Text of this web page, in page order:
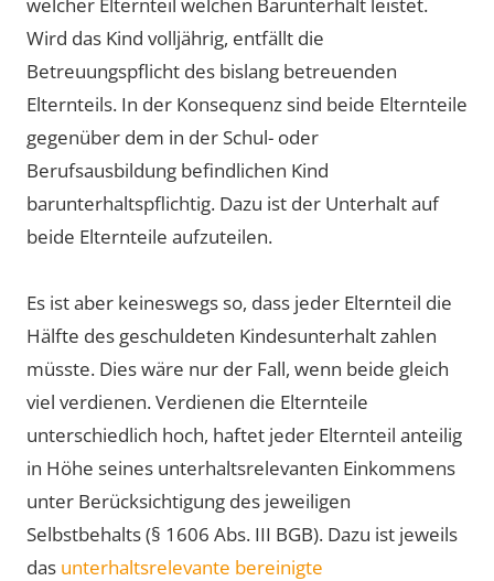
Wird das Kind volljährig, entfällt die
Betreuungspflicht des bislang betreuenden
Elternteils. In der Konsequenz sind beide Elternteile
gegenüber dem in der Schul- oder
Berufsausbildung befindlichen Kind
barunterhaltspflichtig. Dazu ist der Unterhalt auf
beide Elternteile aufzuteilen.
Es ist aber keineswegs so, dass jeder Elternteil die
Hälfte des geschuldeten Kindesunterhalt zahlen
müsste. Dies wäre nur der Fall, wenn beide gleich
viel verdienen. Verdienen die Elternteile
unterschiedlich hoch, haftet jeder Elternteil anteilig
in Höhe seines unterhaltsrelevanten Einkommens
unter Berücksichtigung des jeweiligen
Selbstbehalts (§ 1606 Abs. III BGB). Dazu ist jeweils
das unterhaltsrelevante bereinigte